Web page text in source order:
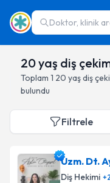
Doktor, klinik
20 yaş diş
Toplam 1 20 yaş diş
bulundu
Filtrele
Uzm. Dt.
Diş Hekimi +2